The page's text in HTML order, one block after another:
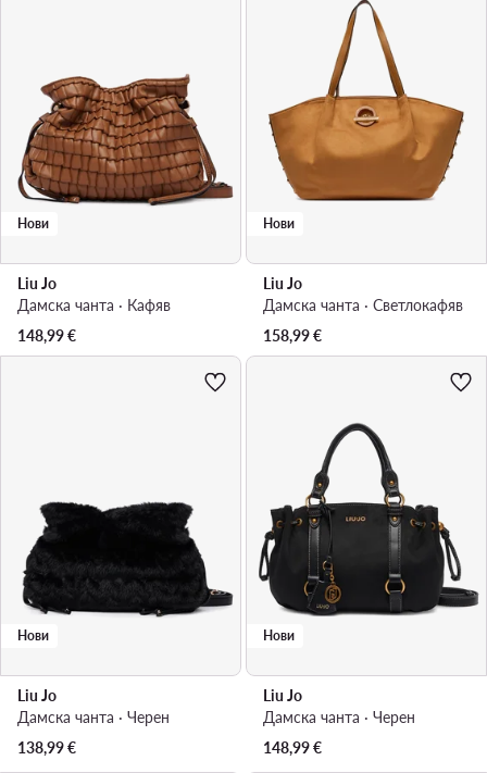
Нови
Liu Jo
Дамска чанта · Кафяв
148,99€
Нови
Liu Jo
Дамска чанта · Светлокафяв
158,99€
Нови
Liu Jo
Дамска чанта · Черен
138,99€
Нови
Liu Jo
Дамска чанта · Черен
148,99€